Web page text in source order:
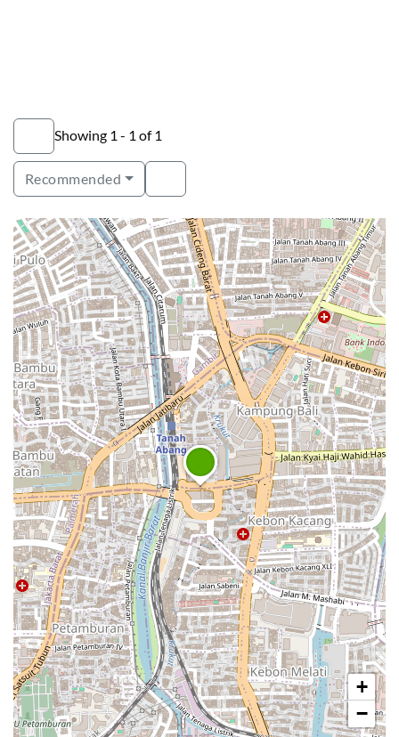
Showing 1 - 1 of 1
Recommended
+
−